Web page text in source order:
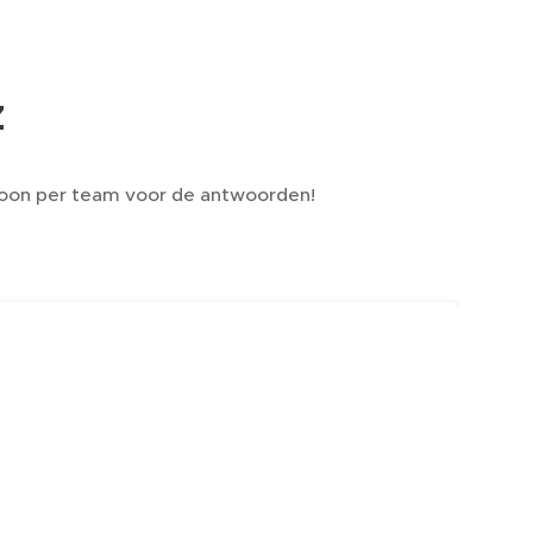
per team voor de antwoorden!